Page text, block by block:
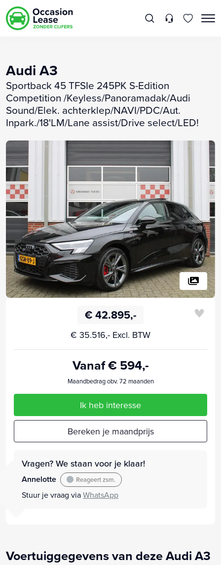
Audi A3
Sportback 45 TFSIe 245PK S-Edition
Competition /Keyless/Panoramadak/Audi
Sound/Elek. achterklep/NAVI/PDC/Aut.
Inpark./18'LM/Lane assist/Drive select/LED!
€ 42.895,-
€ 35.516,- Excl. BTW
Vanaf € 594,-
Maandbedrag obv. 72 maanden
Ik heb interesse
Bereken je maandprijs
Vragen? We staan voor je klaar!
Annelotte Reageert zsm.
Stuur je vraag viaWhatsApp
Voertuiggegevens van deze Audi A3